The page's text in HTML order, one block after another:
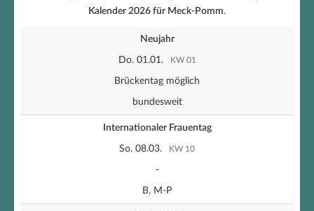
Kalender 2026 für Meck-Pomm.
Neujahr
Do. 01.01. KW 01
Brückentag möglich
bundesweit
Internationaler Frauentag
So. 08.03. KW 10
-
B, M-P